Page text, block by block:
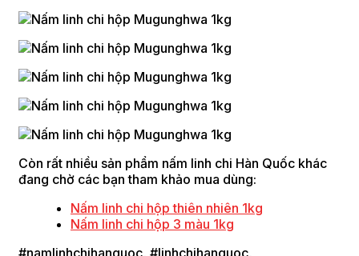
Còn rất nhiều sản phẩm nấm linh chi Hàn Quốc khác
đang chờ các bạn tham khảo mua dùng:
Nấm linh chi hộp thiên nhiên 1kg
Nấm linh chi hộp 3 màu 1kg